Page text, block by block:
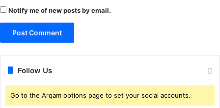
Notify me of new posts by email.
Follow Us
Go to the Arqam options page to set your social accounts.